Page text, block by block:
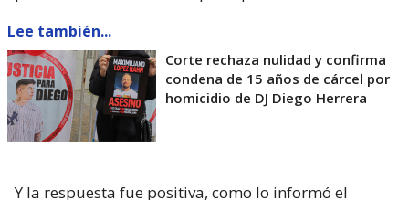
Lee también...
Corte rechaza nulidad y confirma
condena de 15 años de cárcel por
homicidio de DJ Diego Herrera
Y la respuesta fue positiva, como lo informó el